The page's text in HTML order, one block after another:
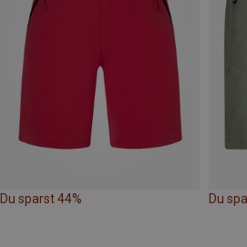
Du sparst 44% Du